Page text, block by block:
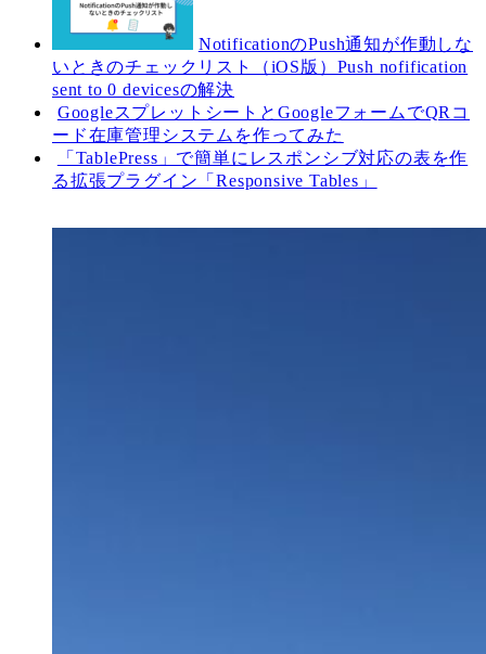
NotificationのPush通知が作動しな
いときのチェックリスト（iOS版）Push nofification
sent to 0 devicesの解決
GoogleスプレットシートとGoogleフォームでQRコ
ード在庫管理システムを作ってみた
「TablePress」で簡単にレスポンシブ対応の表を作
る拡張プラグイン「Responsive Tables」